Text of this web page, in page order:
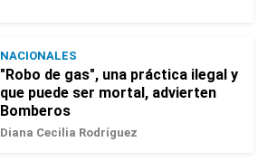
NACIONALES
"Robo de gas", una práctica ilegal y
que puede ser mortal, advierten
Bomberos
Diana Cecilia Rodríguez